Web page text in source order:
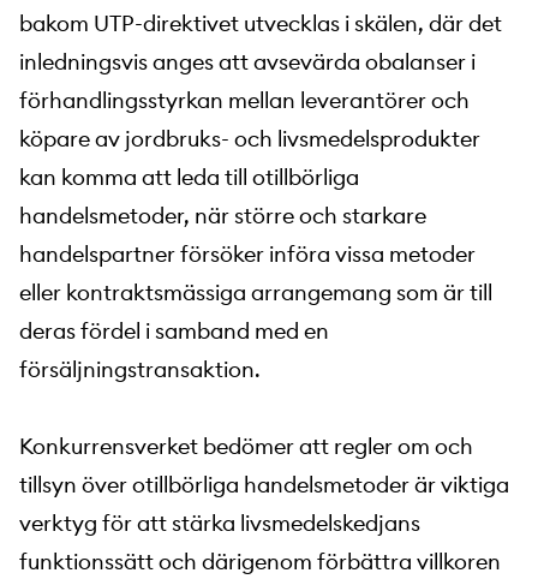
bakom UTP-direktivet utvecklas i skälen, där det
inledningsvis anges att avsevärda obalanser i
förhandlingsstyrkan mellan leverantörer och
köpare av jordbruks- och livsmedelsprodukter
kan komma att leda till otillbörliga
handelsmetoder, när större och starkare
handelspartner försöker införa vissa metoder
eller kontraktsmässiga arrangemang som är till
deras fördel i samband med en
försäljningstransaktion.
Konkurrensverket bedömer att regler om och
tillsyn över otillbörliga handelsmetoder är viktiga
verktyg för att stärka livsmedelskedjans
funktionssätt och därigenom förbättra villkoren